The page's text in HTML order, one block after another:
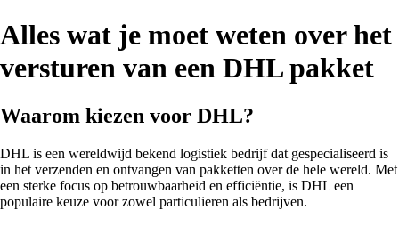
Alles wat je moet weten over het
versturen van een DHL pakket
Waarom kiezen voor DHL?
DHL is een wereldwijd bekend logistiek bedrijf dat gespecialiseerd is
in het verzenden en ontvangen van pakketten over de hele wereld. Met
een sterke focus op betrouwbaarheid en efficiëntie, is DHL een
populaire keuze voor zowel particulieren als bedrijven.